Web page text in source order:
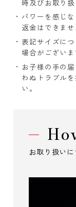
時及びお取り
パワーを感じ
返金はできませ
表記サイズに
場合がございま
お子様の手の
わぬトラブル
い。
お取り扱い